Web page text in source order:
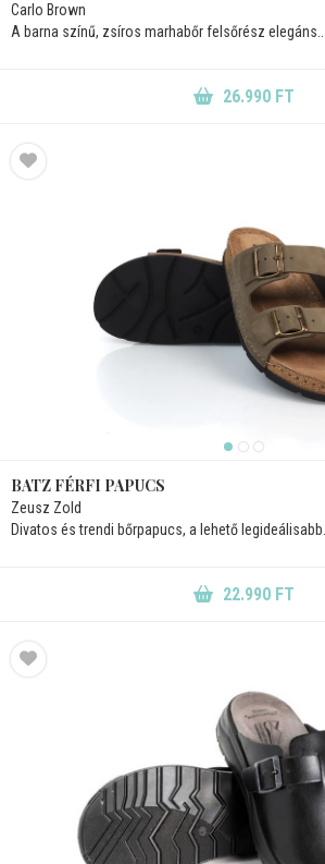
Carlo Brown
A barna színű, zsíros marhabőr felsőrész elegáns...
26.990 FT
BATZ FÉRFI PAPUCS
Zeusz Zold
Divatos és trendi bőrpapucs, a lehető legideálisabb...
22.990 FT